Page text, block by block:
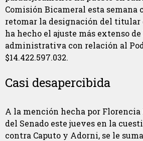
Comisión Bicameral esta semana
retomar la designación del titular
ha hecho el ajuste más extenso
administrativa con relación al
$14.422.597.032.
Casi desapercibida
A la mención hecha por
del Senado este jueves en la
contra Caputo y Adorni, se le